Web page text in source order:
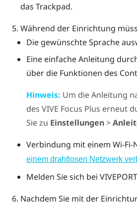
das Trackpad.
Während der Einrichtung
Die gewünschte Sprache
Eine einfache Anleitung
über die Funktionen des
Hinweis: Um die Anleitung
desVIVE Focus Plus erneut
Sie zu Einstellungen>
Verbindung mit einemWi‍-Fi-
einem drahtlosen Netzwerk
Melden Sie sich beiVIVEPORT
Nachdem Sie mit der